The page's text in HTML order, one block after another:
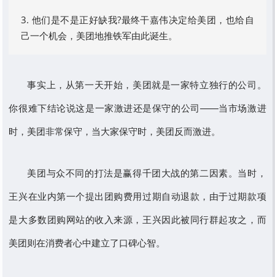
3. 他们是不是正好缺我?最终干嘉伟决定给美团，也给自
己一个机会，美团地推铁军由此诞生。
事实上，从第一天开始，美团就是一家特立独行的公司。
你很难下结论说这是一家激进还是保守的公司——当市场激进
时，美团非常保守，当大家保守时，美团反而激进。
美团与众不同的打法是赢得千团大战的第二因素。当时，
王兴在业内第一个提出团购费用过期自动退款，由于过期款项
是大多数团购网站的收入来源，王兴因此被同行群起攻之，而
美团则在消费者心中建立了口碑心智。